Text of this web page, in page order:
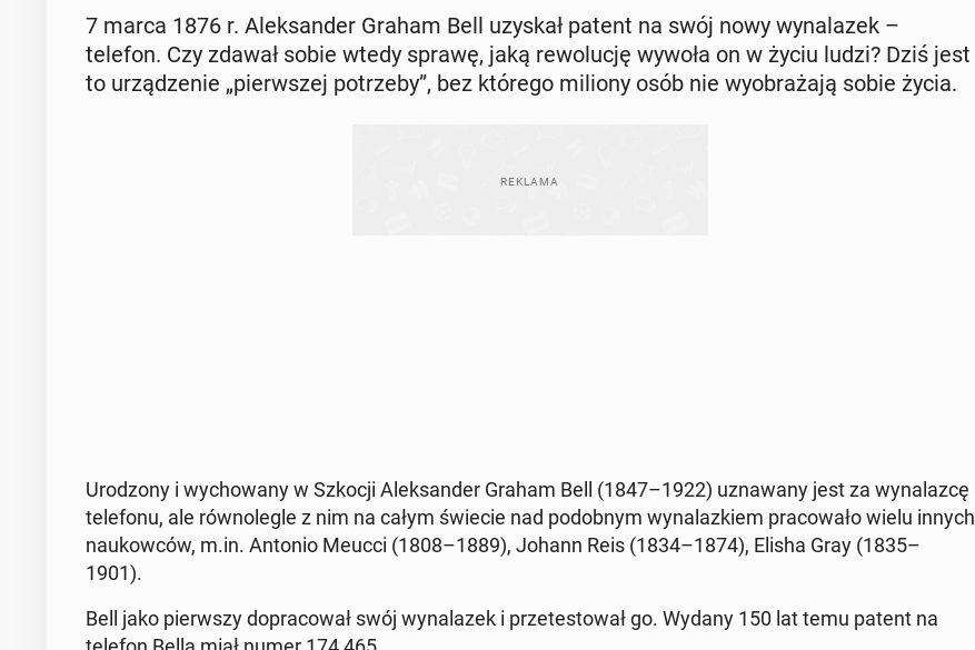
7 marca 1876 r. Alek­san­der Graham Bell uzyskał patent na swój nowy wy­na­la­zek –
telefon. Czy zdawał sobie wtedy sprawę, jaką re­wo­lu­cję wywoła on w życiu ludzi? Dziś jest
to urzą­dze­nie „pierw­szej po­trze­by”, bez którego miliony osób nie wy­obra­ża­ją sobie życia.
Uro­dzo­ny i wy­cho­wa­ny w Szkocji Alek­san­der Graham Bell (1847–1922) uzna­wa­ny jest za wy­na­laz­cę
te­le­fo­nu, ale rów­no­le­gle z nim na całym świecie nad po­dob­nym wy­na­laz­kiem pra­co­wa­ło wielu innych
na­ukow­ców, m.in. Antonio Meucci (1808–1889), Johann Reis (1834–1874), Elisha Gray (1835–
1901).
Bell jako pierw­szy do­pra­co­wał swój wy­na­la­zek i prze­te­sto­wał go. Wydany 150 lat temu patent na